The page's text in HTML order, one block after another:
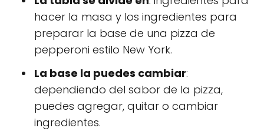
hacer la masa y los ingredientes para
preparar la base de una pizza de
pepperoni estilo New York.
La base la puedes cambiar:
dependiendo del sabor de la pizza,
puedes agregar, quitar o cambiar
ingredientes.